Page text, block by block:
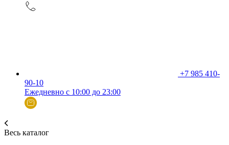
+7 985 410-
90-10
Ежедневно с 10:00 до 23:00
Весь каталог